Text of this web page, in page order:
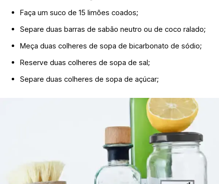
Faça um suco de 15 limões coados;
Separe duas barras de sabão neutro ou de coco ralado;
Meça duas colheres de sopa de bicarbonato de sódio;
Reserve duas colheres de sopa de sal;
Separe duas colheres de sopa de açúcar;